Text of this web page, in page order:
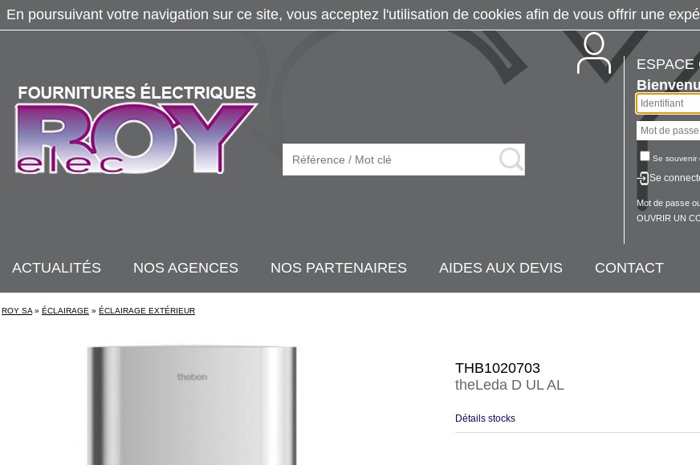
ESPACE
Se souvenir
Se
Mot de passe
OUVRIR UN
ACTUALITÉS NOS AGENCES NOS PARTENAIRES AIDES AUX DEVIS CONTACT
ROY SA » ÉCLAIRAGE » ÉCLAIRAGE EXTÉRIEUR
THB1020703
theLeda D UL AL
Détails stocks
En poursuivant votre navigation sur ce site, vous acceptez l'utilisation de cookies afin de vous offrir une